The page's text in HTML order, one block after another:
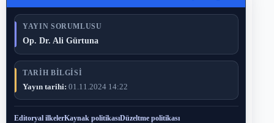
YAYIN SORUMLUSU
Op. Dr. Ali Gürtuna
TARIH BILGISI
Yayın tarihi: 01.11.2024 14:22
Editoryal ilkelerKaynak politikasıDüzeltme politikası